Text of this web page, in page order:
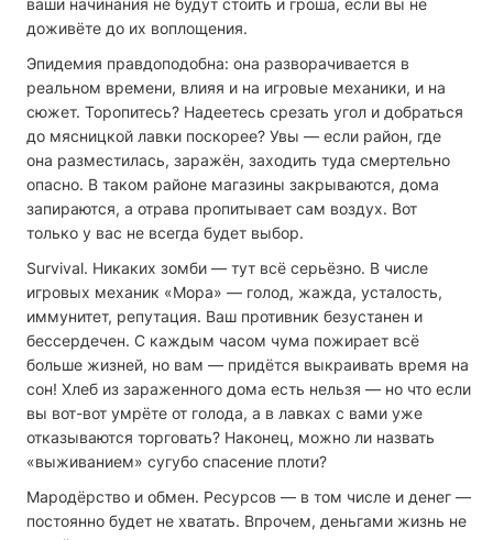
ваши начинания не будут стоить и гроша, если вы не
доживёте до их воплощения.
Эпидемия правдоподобна: она разворачивается в
реальном времени, влияя и на игровые механики, и на
сюжет. Торопитесь? Надеетесь срезать угол и добраться
до мясницкой лавки поскорее? Увы — если район, где
она разместилась, заражён, заходить туда смертельно
опасно. В таком районе магазины закрываются, дома
запираются, а отрава пропитывает сам воздух. Вот
только у вас не всегда будет выбор.
Survival. Никаких зомби — тут всё серьёзно. В числе
игровых механик «Мора» — голод, жажда, усталость,
иммунитет, репутация. Ваш противник безустанен и
бессердечен. С каждым часом чума пожирает всё
больше жизней, но вам — придётся выкраивать время на
сон! Хлеб из зараженного дома есть нельзя — но что если
вы вот-вот умрёте от голода, а в лавках с вами уже
отказываются торговать? Наконец, можно ли назвать
«выживанием» сугубо спасение плоти?
Мародёрство и обмен. Ресурсов — в том числе и денег —
постоянно будет не хватать. Впрочем, деньгами жизнь не